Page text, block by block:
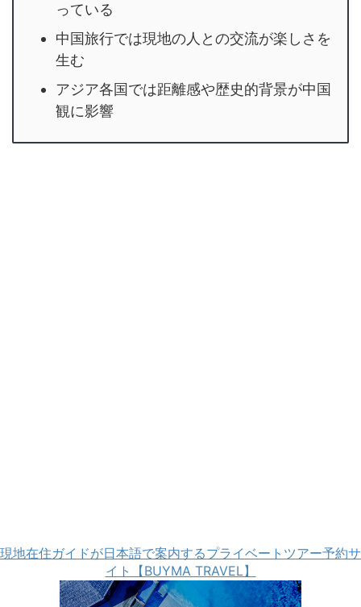
っている
中国旅行では現地の人との交流が楽しさを
生む
アジア各国では距離感や歴史的背景が中国
観に影響
現地在住ガイドが日本語で案内するプライベートツアー予約サ
イト【BUYMA TRAVEL】